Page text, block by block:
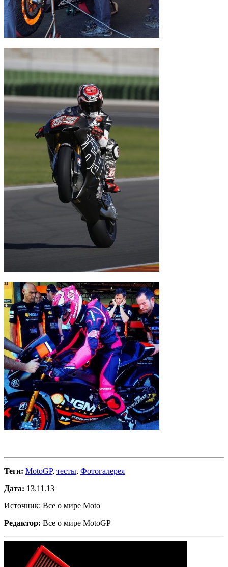
Теги: MotoGP, тесты, Фотогалерея
Дата: 13.11.13
Источник: Все о мире Moto
Редактор: Все о мире MotoGP